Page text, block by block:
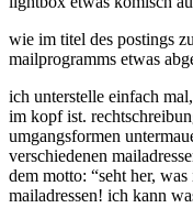
wie im titel des postings
mailprogramms etwas
ich unterstelle einfach
im kopf ist.
umgangsformen
verschiedenen
dem motto: “seht her,
mailadressen! ich kann